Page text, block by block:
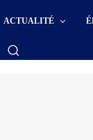
ACTUALITÉ